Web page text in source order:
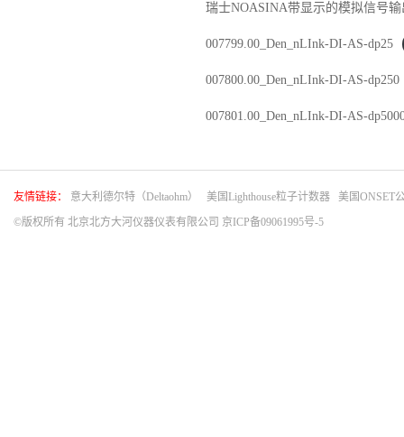
瑞士NOASINA带显示的模拟信号
007799.00_Den_nLInk-DI-AS-dp25
007800.00_Den_nLInk-DI-AS-dp250
007801.00_Den_nLInk-DI-AS-
友情链接： 意大利德尔特（Deltaohm） 美国Lighthouse粒子计数器
美国ONSET
©版权所有 北京北方大河仪器仪表有限公司 京ICP备09061995号-5